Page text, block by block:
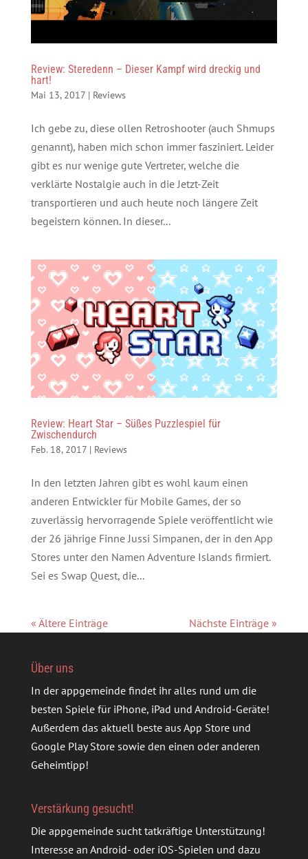
Review: Steredenn – Dieser Kampf wird dreckig und
hart!
Mai 13, 2017| Reviews
Ich gebe zu, diese ollen Retroshooter (auch Shmups
genannt), haben mich schon immer fasziniert. Leider
gibt es nur wenige gute Vertreter, welche die
verklärte Nostalgie auch in die Jetzt-Zeit
transportieren und auch heute noch längere Zeit
begeistern können. In dieser...
Review: Heart Star – Süßes Puzzlespiel für
Zwischendurch
Feb. 18, 2017| Reviews
In den letzten Jahren gibt es wohl kaum einen
anderen Entwickler für Mobile Games, der so
zuverlässig hervorragende Spiele veröffentlicht wie
der 26 jährige Finne Jussi Simpanen, der in den App
Stores unter den Namen Adventure Islands firmiert.
Sei es Swap Quest, die...
« Ältere Einträge Nächste Einträge »
Über uns
In der appgemeinde findet ihr alles rund um die
besten Spiele für iPhone, iPad und Android-Geräte!
Außerdem das aktuell beste aus App Store und
Google Play Store sowie den einen oder anderen
Geheimtipp!
Verstärkung gesucht!
Die appgemeinde sucht tatkräftige Unterstützung!
Interesse an Android- oder iOS-Spielen und dazu